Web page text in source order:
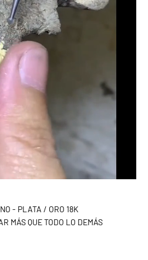
- PLATA / ORO 18K
MÁS QUE TODO LO DEMÁS